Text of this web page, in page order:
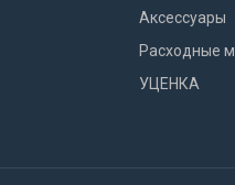
Аксессуары
Расходные
УЦЕНКА